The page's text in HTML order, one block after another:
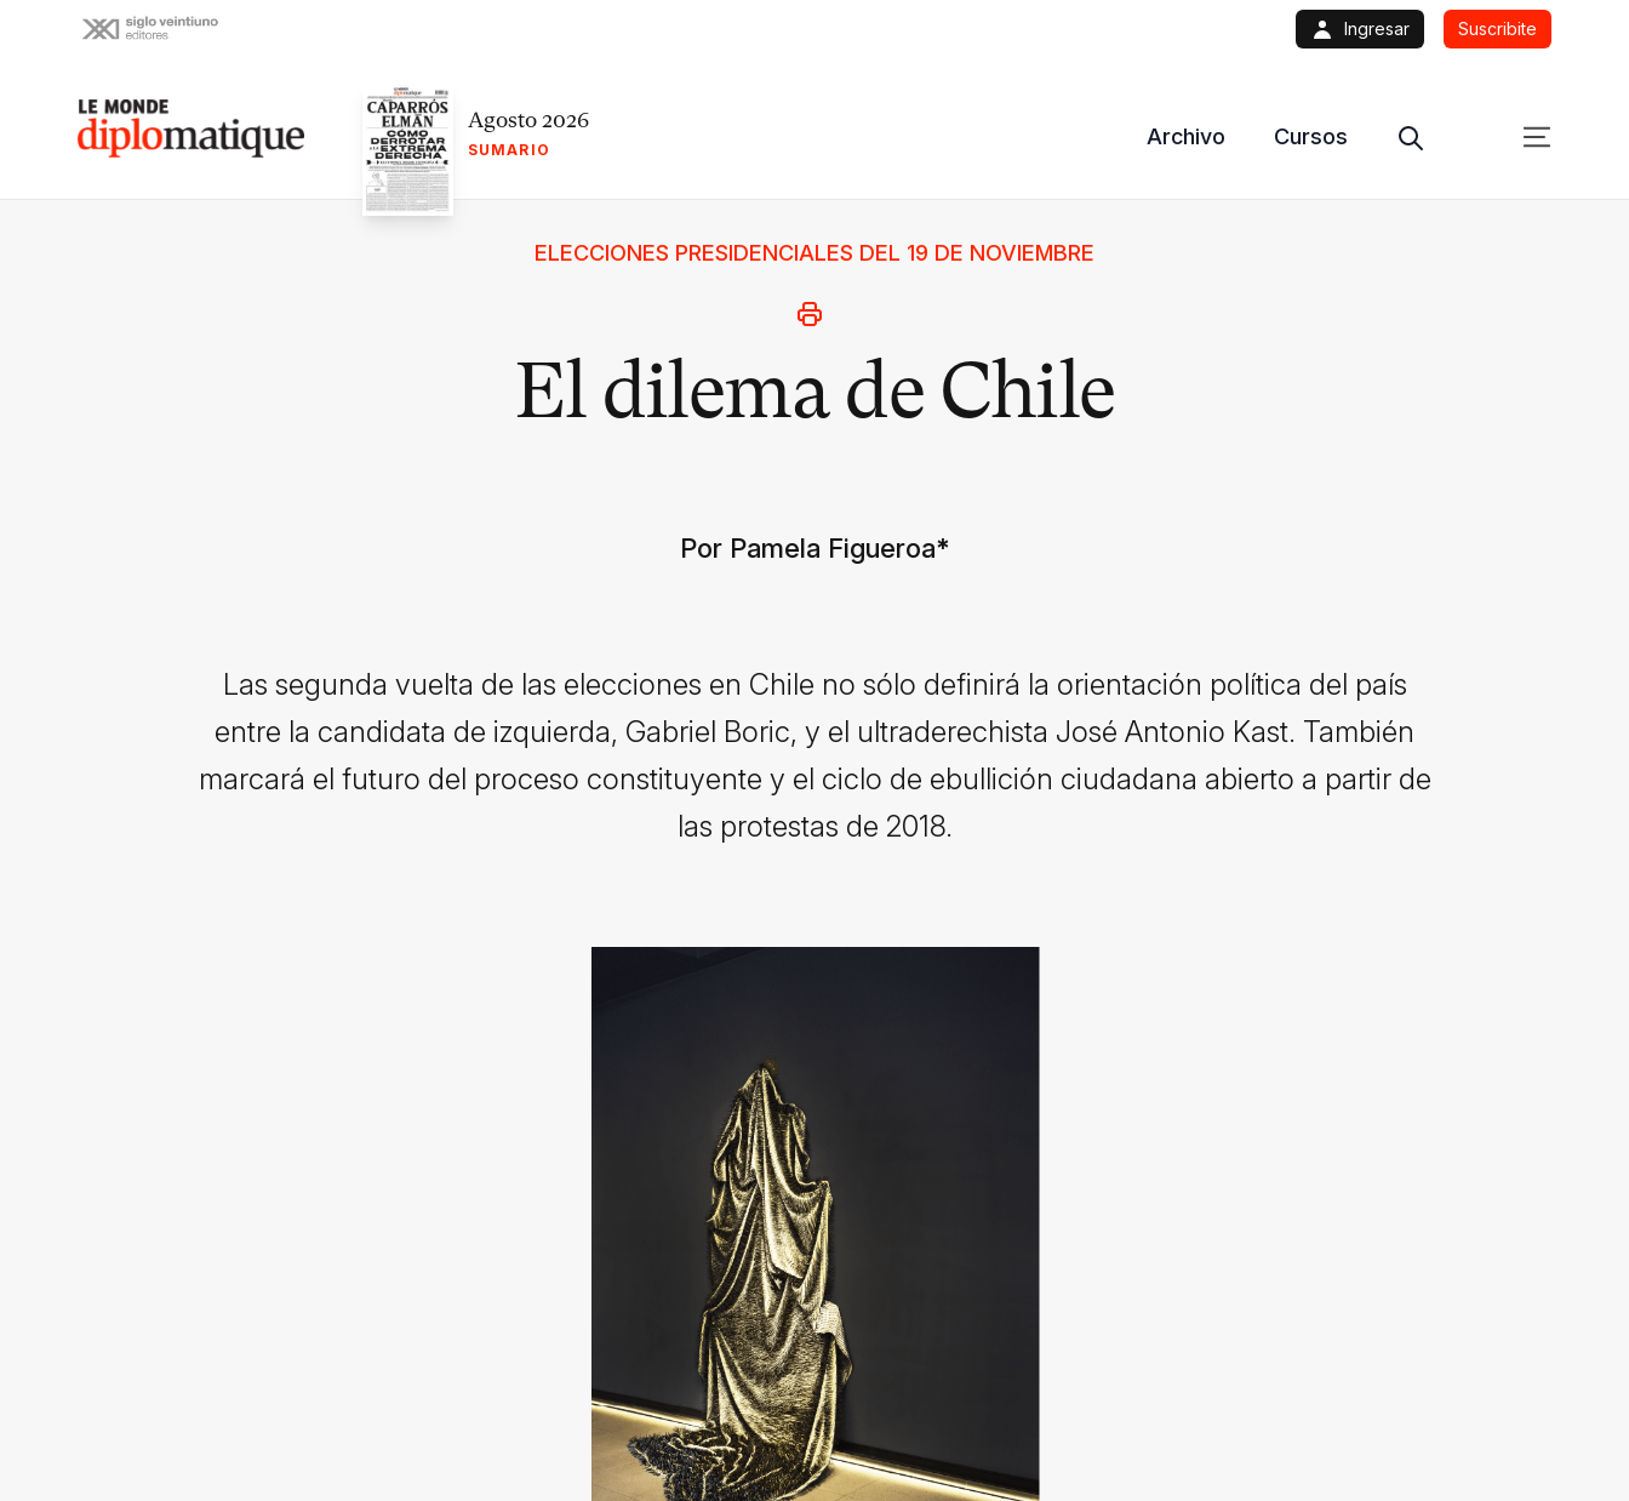
Ingresar Suscribite
Le monde diplomatique Agosto 2026
SUMARIO
Archivo Cursos
ELECCIONES PRESIDENCIALES DEL 19 DE NOVIEMBRE
El dilema de Chile
Por Pamela Figueroa*
Las segunda vuelta de las elecciones en Chile no sólo definirá la orientación política del país
entre la candidata de izquierda, Gabriel Boric, y el ultraderechista José Antonio Kast. También
marcará el futuro del proceso constituyente y el ciclo de ebullición ciudadana abierto a partir de
las protestas de 2018.